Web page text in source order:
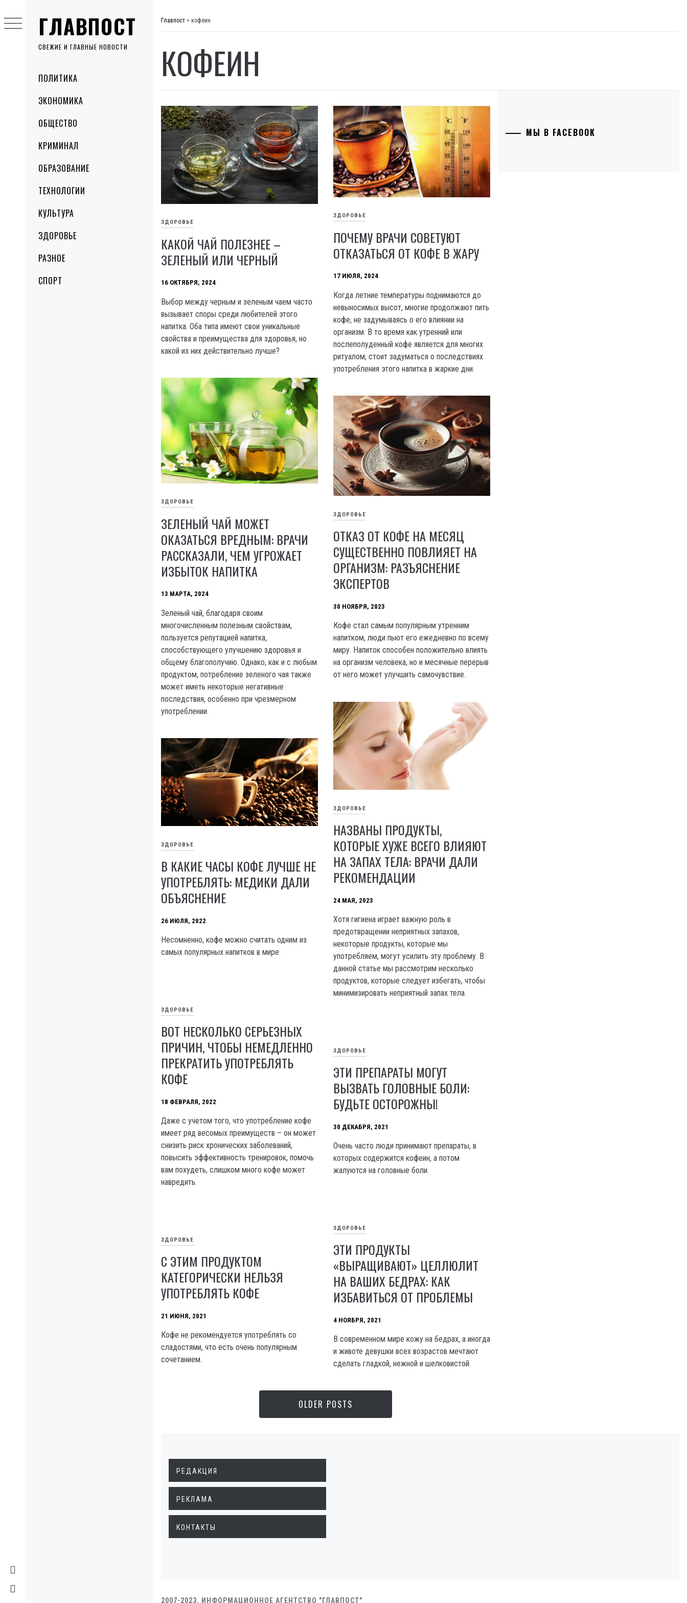
ГЛАВПОСТ
СВЕЖИЕ И ГЛАВНЫЕ НОВОСТИ
MenuПОЛИТИКА
ЭКОНОМИКА
ОБЩЕСТВО
КРИМИНАЛ
ОБРАЗОВАНИЕ
ТЕХНОЛОГИИ
КУЛЬТУРА
ЗДОРОВЬЕ
РАЗНОЕ
СПОРТ
to
content
Главпост > кофеин
КОФЕИН
ЗДОРОВЬЕ
КАКОЙ ЧАЙ ПОЛЕЗНЕЕ –
ЗЕЛЕНЫЙ ИЛИ ЧЕРНЫЙ
16 ОКТЯБРЯ, 2024
Выбор между черным и зеленым чаем часто
вызывает споры среди любителей этого
напитка. Оба типа имеют свои уникальные
свойства и преимущества для здоровья, но
какой из них действительно лучше?
ЗДОРОВЬЕ
ПОЧЕМУ ВРАЧИ СОВЕТУЮТ
ОТКАЗАТЬСЯ ОТ КОФЕ В ЖАРУ
17 ИЮЛЯ, 2024
Когда летние температуры поднимаются до
невыносимых высот, многие продолжают пить
кофе, не задумываясь о его влиянии на
организм. В то время как утренний или
послеполуденный кофе является для многих
ритуалом, стоит задуматься о последствиях
употребления этого напитка в жаркие дни.
ЗДОРОВЬЕ
ЗЕЛЕНЫЙ ЧАЙ МОЖЕТ
ОКАЗАТЬСЯ ВРЕДНЫМ: ВРАЧИ
РАССКАЗАЛИ, ЧЕМ УГРОЖАЕТ
ИЗБЫТОК НАПИТКА
13 МАРТА, 2024
Зеленый чай, благодаря своим
многочисленным полезным свойствам,
пользуется репутацией напитка,
способствующего улучшению здоровья и
общему благополучию. Однако, как и с любым
продуктом, потребление зеленого чая также
может иметь некоторые негативные
последствия, особенно при чрезмерном
употреблении.
ЗДОРОВЬЕ
ОТКАЗ ОТ КОФЕ НА МЕСЯЦ
СУЩЕСТВЕННО ПОВЛИЯЕТ НА
ОРГАНИЗМ: РАЗЪЯСНЕНИЕ
ЭКСПЕРТОВ
30 НОЯБРЯ, 2023
Кофе стал самым популярным утренним
напитком, люди пьют его ежедневно по всему
миру. Напиток способен положительно влиять
на организм человека, но и месячные перерыв
от него может улучшить самочувствие.
ЗДОРОВЬЕ
НАЗВАНЫ ПРОДУКТЫ,
КОТОРЫЕ ХУЖЕ ВСЕГО ВЛИЯЮТ
НА ЗАПАХ ТЕЛА: ВРАЧИ ДАЛИ
РЕКОМЕНДАЦИИ
24 МАЯ, 2023
Хотя гигиена играет важную роль в
предотвращении неприятных запахов,
некоторые продукты, которые мы
употребляем, могут усилить эту проблему. В
данной статье мы рассмотрим несколько
продуктов, которые следует избегать, чтобы
минимизировать неприятный запах тела.
ЗДОРОВЬЕ
В КАКИЕ ЧАСЫ КОФЕ ЛУЧШЕ НЕ
УПОТРЕБЛЯТЬ: МЕДИКИ ДАЛИ
ОБЪЯСНЕНИЕ
26 ИЮЛЯ, 2022
Несомненно, кофе можно считать одним из
самых популярных напитков в мире.
ЗДОРОВЬЕ
ВОТ НЕСКОЛЬКО СЕРЬЕЗНЫХ
ПРИЧИН, ЧТОБЫ НЕМЕДЛЕННО
ПРЕКРАТИТЬ УПОТРЕБЛЯТЬ
КОФЕ
18 ФЕВРАЛЯ, 2022
Даже с учетом того, что употребление кофе
имеет ряд весомых преимуществ – он может
снизить риск хронических заболеваний,
повысить эффективность тренировок, помочь
вам похудеть, слишком много кофе может
навредить.
ЗДОРОВЬЕ
ЭТИ ПРЕПАРАТЫ МОГУТ
ВЫЗВАТЬ ГОЛОВНЫЕ БОЛИ:
БУДЬТЕ ОСТОРОЖНЫ!
30 ДЕКАБРЯ, 2021
Очень часто люди принимают препараты, в
которых содержится кофеин, а потом
жалуются на головные боли.
ЗДОРОВЬЕ
ЭТИ ПРОДУКТЫ
«ВЫРАЩИВАЮТ» ЦЕЛЛЮЛИТ
НА ВАШИХ БЕДРАХ: КАК
ИЗБАВИТЬСЯ ОТ ПРОБЛЕМЫ
4 НОЯБРЯ, 2021
В современном мире кожу на бедрах, а иногда
и животе девушки всех возрастов мечтают
сделать гладкой, нежной и шелковистой.
ЗДОРОВЬЕ
С ЭТИМ ПРОДУКТОМ
КАТЕГОРИЧЕСКИ НЕЛЬЗЯ
УПОТРЕБЛЯТЬ КОФЕ
21 ИЮНЯ, 2021
Кофе не рекомендуется употреблять со
сладостями, что есть очень популярным
сочетанием.
OLDER POSTS
МЫ В FACEBOOK
РЕДАКЦИЯ
РЕКЛАМА
КОНТАКТЫ
2007-2023. ИНФОРМАЦИОННОЕ АГЕНТСТВО "ГЛАВПОСТ"